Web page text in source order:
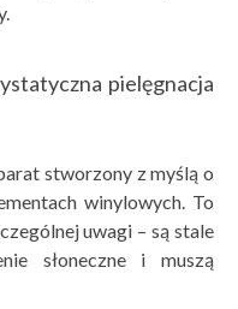
pielęgnacja
stworzony z myślą o
winylowych. To
uwagi – są stale
słoneczne i muszą